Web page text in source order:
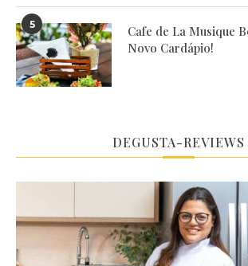
5
Cafe de La Musique
Novo Cardápio!
DEGUSTA-REVIEWS